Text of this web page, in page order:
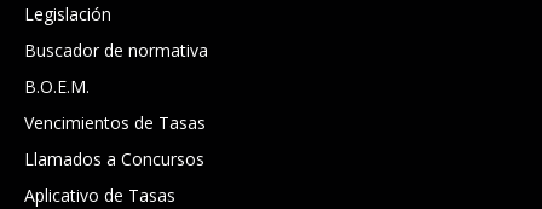
Legislación
Buscador de normativa
B.O.E.M.
Vencimientos de Tasas
Llamados a Concursos
Aplicativo de Tasas